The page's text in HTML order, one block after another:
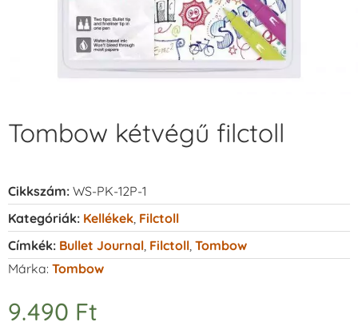
Tombow kétvégű filctoll
Cikkszám: WS-PK-12P-1
Kategóriák: Kellékek Filctoll
Címkék: Bullet Journal Filctoll Tombow
Márka: Tombow
9.490 Ft